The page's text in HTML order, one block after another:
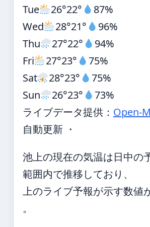
Tue
26°22°
87%
Wed
28°21°
96%
Thu
27°22°
94%
Fri
27°23°
75%
Sat
28°23°
75%
Sun
26°23°
73%
ライブデータ提供： Open-
自動更新 ・
池上の現在の気温は日中の
範囲内で推移しており、
上のライブ予報が示す数値
。